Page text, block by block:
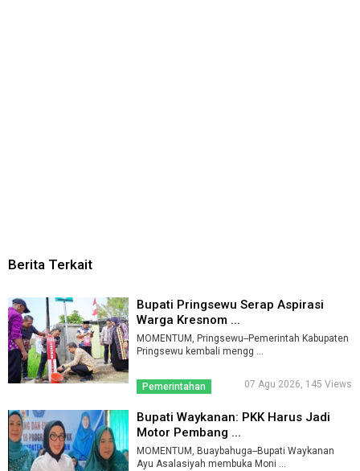
Berita Terkait
Bupati Pringsewu Serap Aspirasi
Warga Kresnom ...
MOMENTUM, Pringsewu--Pemerintah Kabupaten
Pringsewu kembali mengg ...
Pemerintahan 07 Agu 2026, 145 Views
Bupati Waykanan: PKK Harus Jadi
Motor Pembang ...
MOMENTUM, Buaybahuga--Bupati Waykanan
Ayu Asalasiyah membuka Moni ...